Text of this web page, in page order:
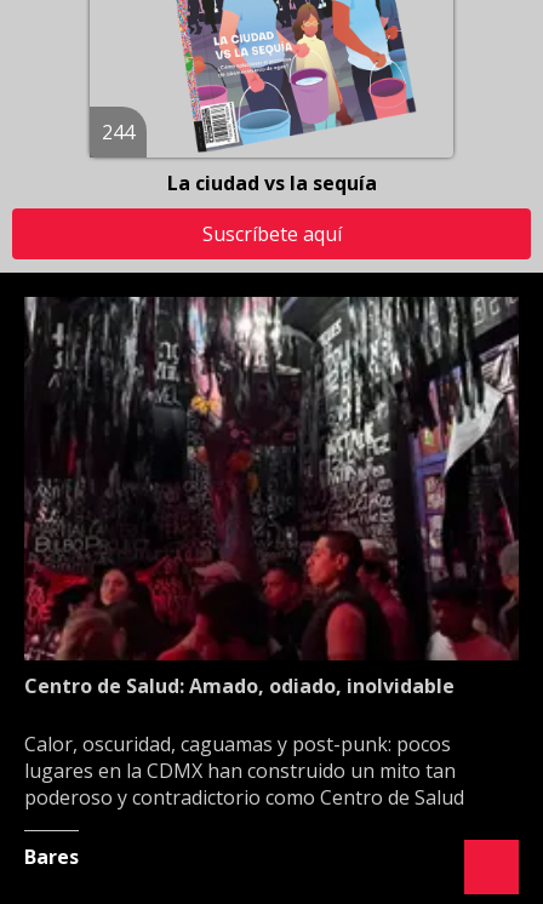
244
La ciudad vs la sequía
Suscríbete aquí
Centro de Salud: Amado, odiado, inolvidable
Calor, oscuridad, caguamas y post-punk: pocos
lugares en la CDMX han construido un mito tan
poderoso y contradictorio como Centro de Salud
Bares